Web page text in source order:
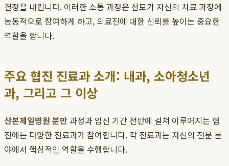
결정을 내립니다. 이러한 소통 과정은 산모가 자신의 치료 과정에
능동적으로 참여하게 하고, 의료진에 대한 신뢰를 높이는 중요한
역할을 합니다.
주요 협진 진료과 소개: 내과, 소아청소년
과, 그리고 그 이상
산본제일병원 분만 과정과 임신 기간 전반에 걸쳐 이루어지는 협
진에는 다양한 진료과가 참여합니다. 각 진료과는 자신의 전문 분
야에서 핵심적인 역할을 수행합니다.